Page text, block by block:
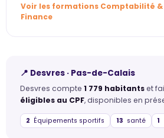
Voir les formations Comptabilité &
Finance
📍 Desvres · Pas-de-Calais
Desvres compte 1 779 habitantset
éligibles au CPF, disponibles en
2 Équipements sportifs 13 santé 1